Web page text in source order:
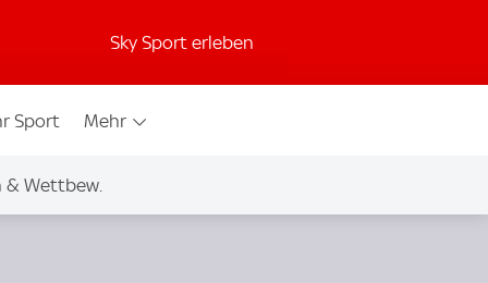
Sky Sport erleben
Sport Mehr
& Wettbew.